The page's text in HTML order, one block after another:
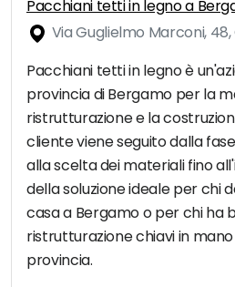
Pacchiani tetti in legno a
Via Guglielmo Marconi,
Pacchiani tetti in legno è
provincia di Bergamo per la
ristrutturazione e la
cliente viene seguito dalla
alla scelta dei materiali fino
della soluzione ideale per chi
casa a Bergamo o per chi ha
ristrutturazione chiavi in
provincia.